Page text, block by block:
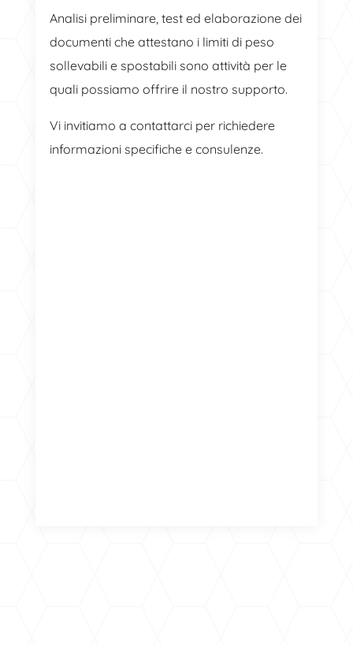
Analisi preliminare, test ed elaborazione dei
documenti che attestano i limiti di peso
sollevabili e spostabili sono attività per le
quali possiamo offrire il nostro supporto.
Vi invitiamo a contattarci per richiedere
informazioni specifiche e consulenze.